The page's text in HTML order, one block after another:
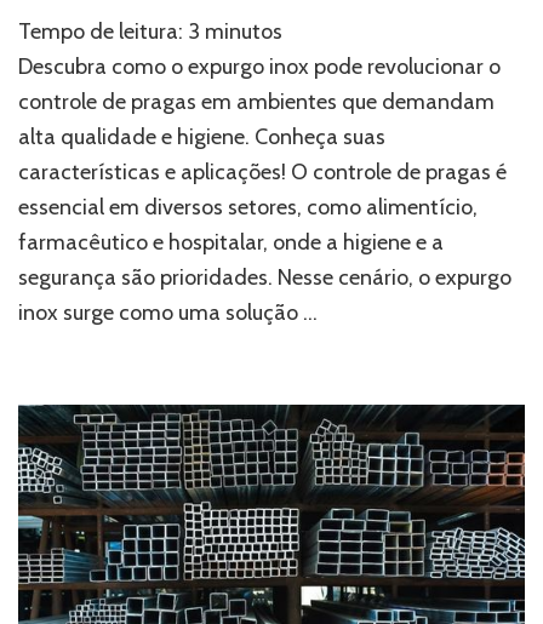
inox:
definitiva
que
transforma
o
controle
de
em
ambientes
Tempo de leitura: 3 minutos
Descubra como o expurgo inox pode revolucionar o
controle de pragas em ambientes que demandam
alta qualidade e higiene. Conheça suas
características e aplicações! O controle de pragas é
essencial em diversos setores, como alimentício,
farmacêutico e hospitalar, onde a higiene e a
segurança são prioridades. Nesse cenário, o expurgo
inox surge como uma solução …